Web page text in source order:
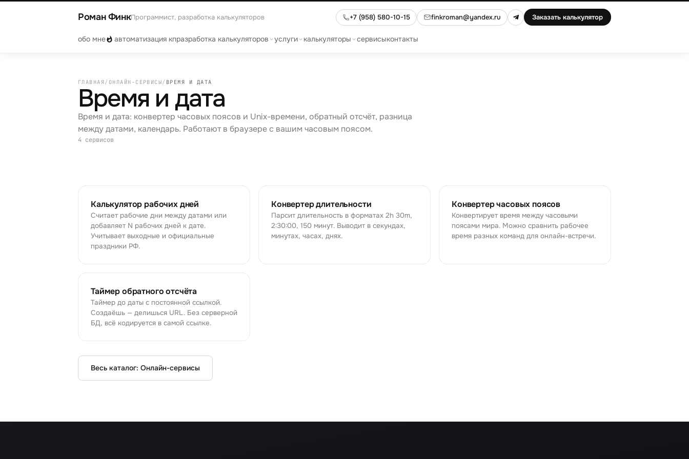
Роман ФинкПрограммист, разработка калькуляторов +7 (958) 580-10-15 finkroman@yandex.ru Заказать калькулятор
обо мне автоматизация кпразработка калькуляторов услуги калькуляторы сервисыконтакты
ГЛАВНАЯ/ ОНЛАЙН-СЕРВИСЫ/ ВРЕМЯ И ДАТА
Время и дата
Время и дата: конвертер часовых поясов и Unix-времени, обратный отсчёт, разница
между датами, календарь. Работают в браузере с вашим часовым поясом.
4 сервисов
Калькулятор рабочих дней
Считает рабочие дни между датами или
добавляет N рабочих дней к дате.
Учитывает выходные и официальные
праздники РФ.
Конвертер длительности
Парсит длительность в форматах 2h 30m,
2:30:00, 150 минут. Выводит в секундах,
минутах, часах, днях.
Конвертер часовых поясов
Конвертирует время между часовыми
поясами мира. Можно сравнить рабочее
время разных команд для онлайн-встречи.
Таймер обратного отсчёта
Таймер до даты с постоянной ссылкой.
Создаёшь — делишься URL. Без серверной
БД, всё кодируется в самой ссылке.
Весь каталог: Онлайн-сервисы